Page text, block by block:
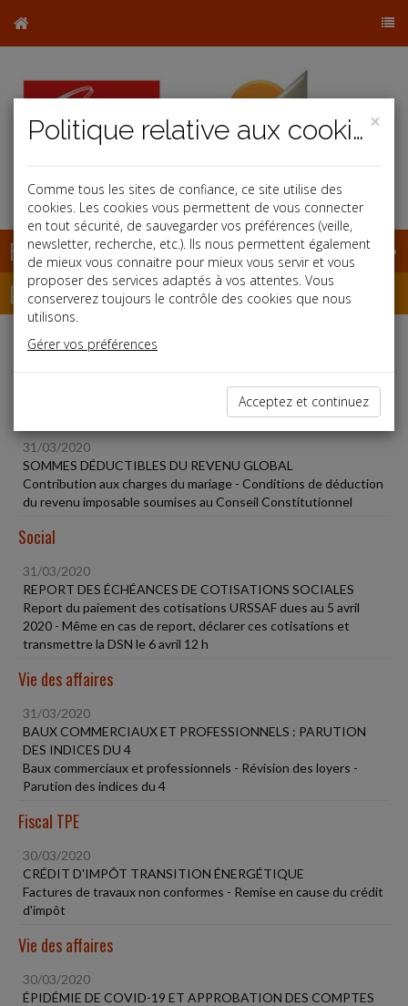
Base documentaire
Dépêches
Liste des dernières dépêches
31/03/2020
SOMMES DÉDUCTIBLES DU REVENU GLOBAL
Contribution aux charges du mariage - Conditions de déduction
du revenu imposable soumises au Conseil Constitutionnel
Social
31/03/2020
REPORT DES ÉCHÉANCES DE COTISATIONS SOCIALES
Report du paiement des cotisations URSSAF dues au 5 avril
2020 - Même en cas de report, déclarer ces cotisations et
transmettre la DSN le 6 avril 12 h
Vie des affaires
31/03/2020
BAUX COMMERCIAUX ET PROFESSIONNELS : PARUTION
DES INDICES DU 4
Baux commerciaux et professionnels - Révision des loyers -
Parution des indices du 4
Fiscal TPE
30/03/2020
CRÉDIT D'IMPÔT TRANSITION ÉNERGÉTIQUE
Factures de travaux non conformes - Remise en cause du crédit
d'impôt
Vie des affaires
30/03/2020
ÉPIDÉMIE DE COVID-19 ET APPROBATION DES COMPTES
×
Politique relative aux cookies
Comme tous les sites de confiance, ce site utilise des
cookies. Les cookies vous permettent de vous connecter
en tout sécurité, de sauvegarder vos préférences (veille,
newsletter, recherche, etc.). Ils nous permettent également
de mieux vous connaitre pour mieux vous servir et vous
proposer des services adaptés à vos attentes. Vous
conserverez toujours le contrôle des cookies que nous
utilisons.
Gérer vos préférences
Acceptez et continuez